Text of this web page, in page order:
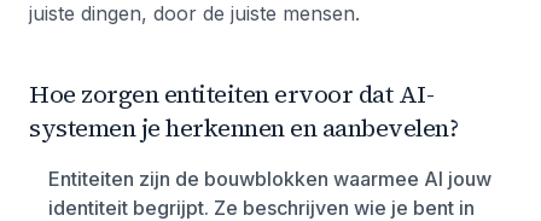
juiste dingen, door de juiste mensen.
Hoe zorgen entiteiten ervoor dat AI-
systemen je herkennen en aanbevelen?
Entiteiten zijn de bouwblokken waarmee AI jouw
identiteit begrijpt. Ze beschrijven wie je bent in